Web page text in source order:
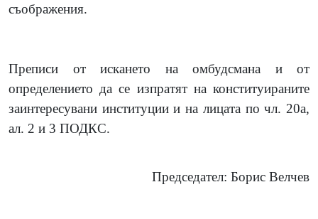
съображения.
Преписи от искането на омбудсмана и от
определението да се изпратят на конституираните
заинтересувани институции и на лицата по чл. 20а,
ал. 2 и 3 ПОДКС.
Председател: Борис Велчев